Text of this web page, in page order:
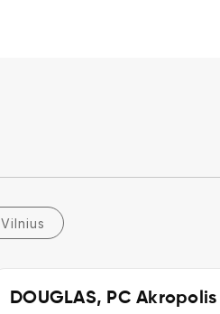
Vilnius
DOUGLAS, PC Akropolis